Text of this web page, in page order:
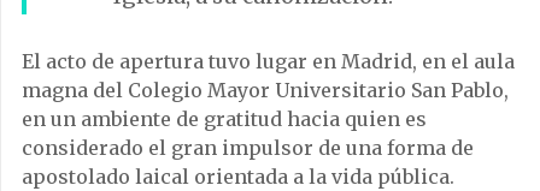
El acto de apertura tuvo lugar en Madrid, en el aula
magna del Colegio Mayor Universitario San Pablo,
en un ambiente de gratitud hacia quien es
considerado el gran impulsor de una forma de
apostolado laical orientada a la vida pública.